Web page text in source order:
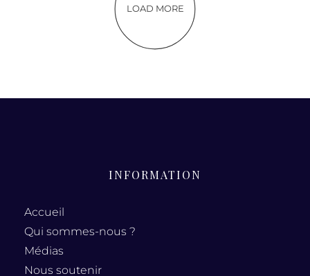
LOAD MORE
INFORMATION
Accueil
Qui sommes-nous ?
Médias
Nous soutenir